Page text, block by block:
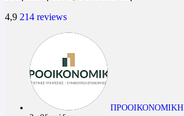
4,9 214 reviews
ΠΡΟΟΙΚΟΝΟΜΙΚΗ